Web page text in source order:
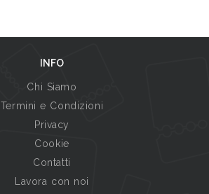
INFO
Chi Siamo
Termini e Condizioni
Privacy
Cookie
Contatti
Lavora con noi